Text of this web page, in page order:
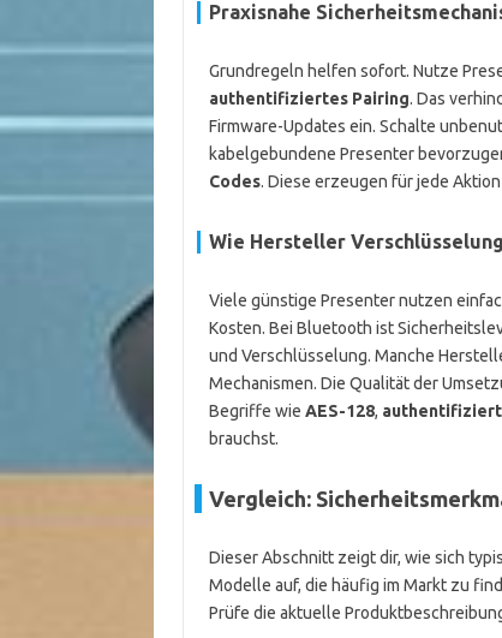
Praxisnahe
Grundregeln helfen sofort. Nutze
authentifiziertes Pairing. Das
Firmware-Updates ein. Schalte
kabelgebundene Presenter
Codes. Diese erzeugen für jede
Wie Hersteller
Viele günstige Presenter nutzen
Kosten. Bei Bluetooth ist
und Verschlüsselung. Manche
Mechanismen. Die Qualität der
Begriffe wie AES-128,
brauchst.
Vergleich:
Dieser Abschnitt zeigt dir, wie sich
Modelle auf, die häufig im Markt zu
Prüfe die aktuelle